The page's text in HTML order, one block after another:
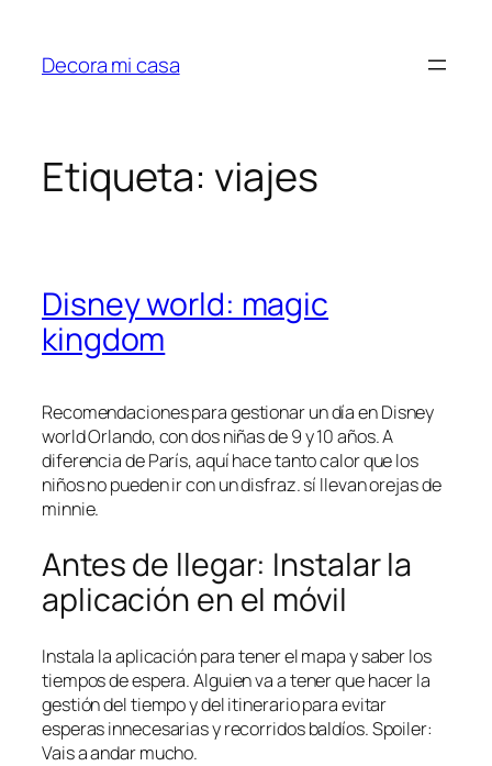
contenido
Decora mi casa
Etiqueta: viajes
Disney world: magic
kingdom
Recomendaciones para gestionar un día en Disney
world Orlando, con dos niñas de 9 y 10 años. A
diferencia de París, aquí hace tanto calor que los
niños no pueden ir con un disfraz. sí llevan orejas de
minnie.
Antes de llegar: Instalar la
aplicación en el móvil
Instala la aplicación para tener el mapa y saber los
tiempos de espera. Alguien va a tener que hacer la
gestión del tiempo y del itinerario para evitar
esperas innecesarias y recorridos baldíos. Spoiler:
Vais a andar mucho.